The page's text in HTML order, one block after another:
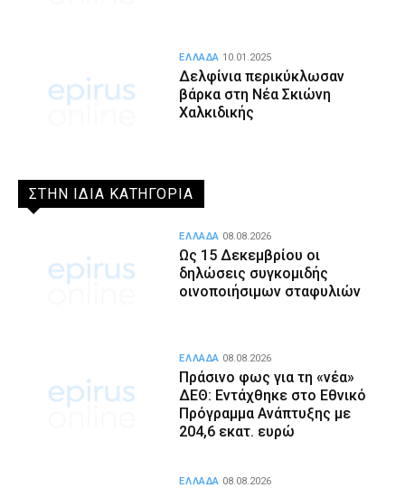
Δελφίνια περικύκλωσαν
βάρκα στη Νέα Σκιώνη
Χαλκιδικής
ΕΛΛΑΔΑ 10.01.2025
ΣΤΗΝ ΙΔΙΑ ΚΑΤΗΓΟΡΙΑ
Ως 15 Δεκεμβρίου οι
δηλώσεις συγκομιδής
οινοποιήσιμων σταφυλιών
ΕΛΛΑΔΑ 08.08.2026
Πράσινο φως για τη «νέα»
ΔΕΘ: Εντάχθηκε στο Εθνικό
Πρόγραμμα Ανάπτυξης με
204,6 εκατ. ευρώ
ΕΛΛΑΔΑ 08.08.2026
ΕΛΛΑΔΑ 08.08.2026